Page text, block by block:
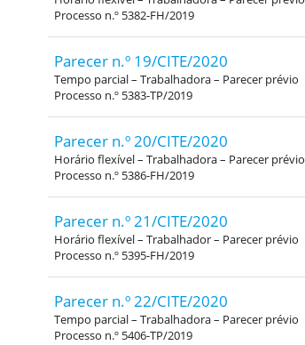
Processo n.º 5382-FH/2019
Parecer n.º 19/CITE/2020
Tempo parcial – Trabalhadora – Parecer prévio
Processo n.º 5383-TP/2019
Parecer n.º 20/CITE/2020
Horário flexível – Trabalhadora – Parecer prévio
Processo n.º 5386-FH/2019
Parecer n.º 21/CITE/2020
Horário flexível – Trabalhador – Parecer prévio
Processo n.º 5395-FH/2019
Parecer n.º 22/CITE/2020
Tempo parcial – Trabalhadora – Parecer prévio
Processo n.º 5406-TP/2019